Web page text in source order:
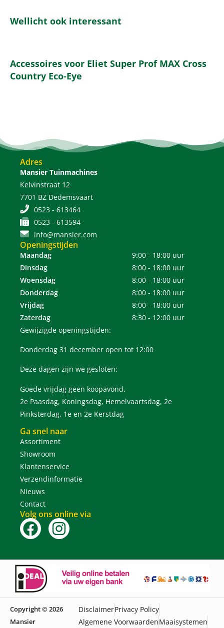
Wellicht ook interessant
Accessoires voor Eliet Super Prof MAX Cross
Country Eco-Eye
Adres
Mansier Tuinmachines
Kelvinstraat 12
7701 BZ Dedemsvaart
0523 - 613464
0523 - 613594
info@mansier.com
Openingstijden
Maandag
9:00 - 18:00 uur
Dinsdag
8:00 - 18:00 uur
Woensdag
8:00 - 18:00 uur
Donderdag
8:00 - 18:00 uur
Vrijdag
8:00 - 18:00 uur
Zaterdag
8:30 - 12:00 uur
Gewijzigde openingstijden:
Donderdag 31 december open tot 12:00
Deze dagen zijn we gesloten:
Goede vrijdag geen koopavond,
2e Paasdag, Koningsdag, Hemelvaartsdag, 2e
Pinksterdag, 1e en 2e Kerstdag
Ga snel naar
Assortiment
Showroom
Klantenservice
Verzendinformatie
Nieuws
Contact
Volg ons online via
Copyright © 2026
Mansier
DisclaimerPrivacy Policy
Algemene VoorwaardenMaaisystemen